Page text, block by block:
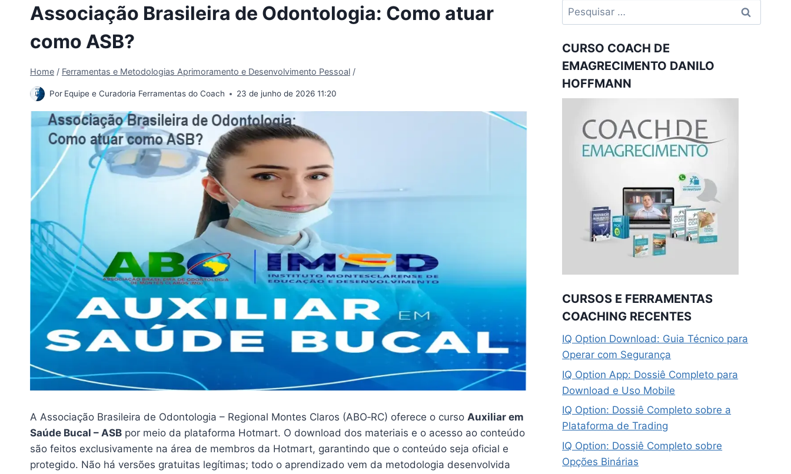
Associação Brasileira de Odontologia: Como atuar
como ASB?
Home / Ferramentas e Metodologias Aprimoramento e Desenvolvimento Pessoal /
Por Equipe e Curadoria Ferramentas do Coach 23 de junho de 2026 11:20
A Associação Brasileira de Odontologia – Regional Montes Claros (ABO‑RC) oferece o curso Auxiliar em
Saúde Bucal – ASB por meio da plataforma Hotmart. O download dos materiais e o acesso ao conteúdo
são feitos exclusivamente na área de membros da Hotmart, garantindo que o conteúdo seja oficial e
protegido. Não há versões gratuitas legítimas; todo o aprendizado vem da metodologia desenvolvida
Pesquisar
por:
CURSO COACH DE
EMAGRECIMENTO DANILO
HOFFMANN
CURSOS E FERRAMENTAS
COACHING RECENTES
IQ Option Download: Guia Técnico para
Operar com Segurança
IQ Option App: Dossiê Completo para
Download e Uso Mobile
IQ Option: Dossiê Completo sobre a
Plataforma de Trading
IQ Option: Dossiê Completo sobre
Opções Binárias